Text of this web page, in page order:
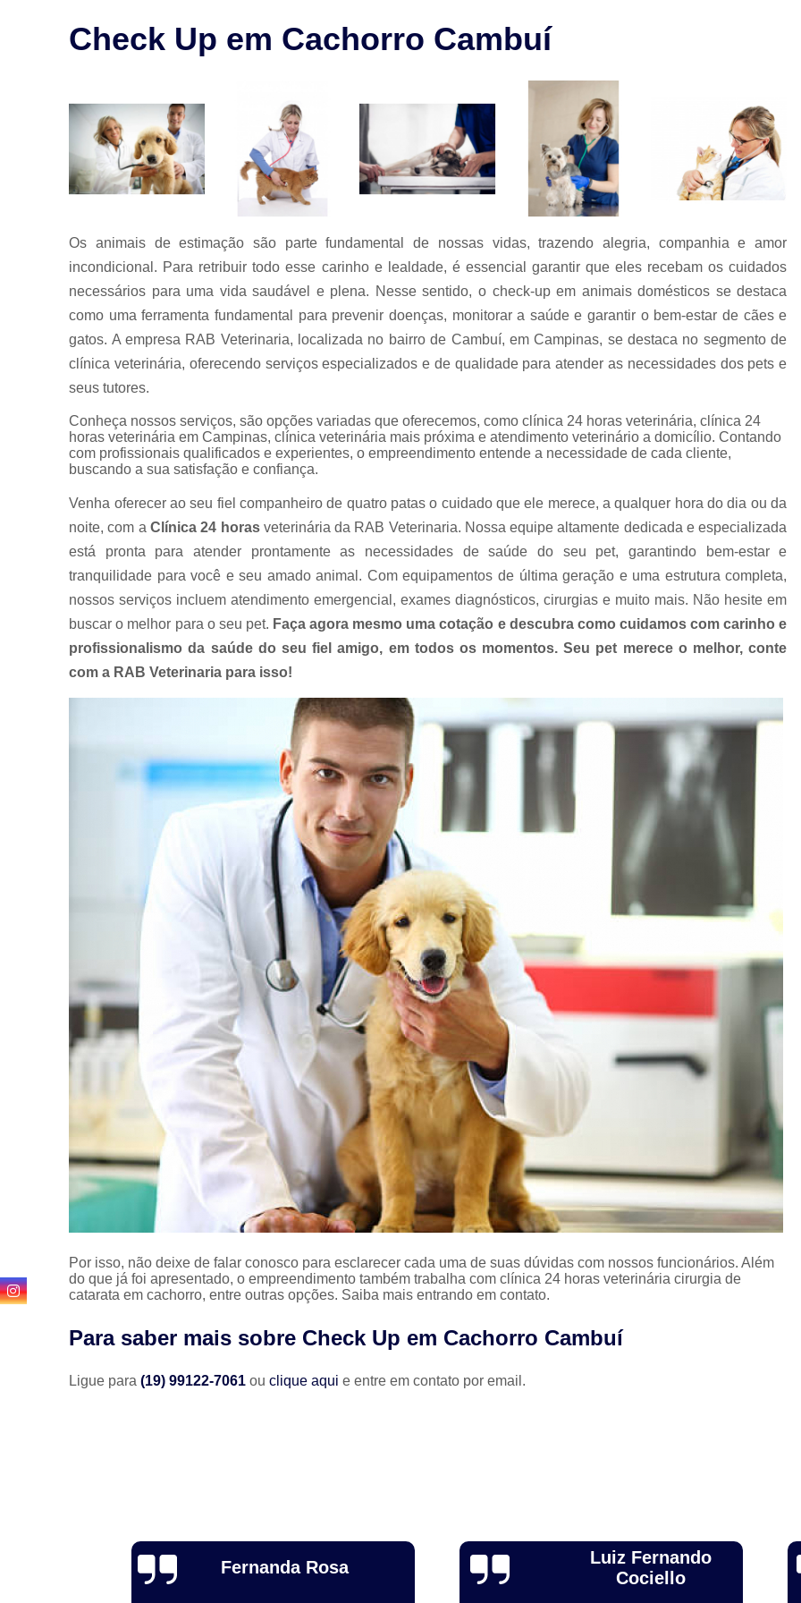
Exames para
animais
Limpeza de
tártaro
Odontologia
para animais
para animais
Odontologia
para pet
Ozonioterapia
animal
Cirurgia Ortopédica em Cachorro
Cirurgia Ortopédica Veterinária
Cirurgia para Cachorros de
Cirurgia de Castração de Cachorro
Cirurgia de Catarata para Cachorro
Cirurgia em Cachorro Idoso
Cirurgia
Cirurgia para Cachorro Campinas
Cirurgia
Clínica 24 Horas Veterinária
Clínica
Clínica Veterinária Mais Próxima
Clínica
Consulta para Cachorro
Consulta
Consulta Veterinária Dermatológica para
Consulta Veterinária para Animais de
Consulta Veterinária para Gatos
Exames Laboratoriais Animais
Exames Laboratoriais para Cachorro
Exames Laboratoriais para Cachorro São Paulo
Exames Laboratoriais para Cães e
Exames Laboratoriais para
Exame Cardiograma para
Exame de Sangue para Gato
Exame de
Exame de Ultrassom para Gato
Exame para
Exame para Cachorro
Exames
Laserterapia para Animais
Laserterapia para Animais Pequenos
Laserterapia para Gatos e Cachorros
Laserterapia Pet São Paulo
Limpeza de
Limpeza de Tártaro Canino
Limpeza de Tártaro em Cães
Limpeza de
Limpeza Dentária Canina
Limpeza Tártaro São Paulo
Odonto para Cães e Gatos
Odonto para
Odontologia
Odontologia Veterinária
Odontologia para Animais de
Check Up em Cachorro Cambuí
Os animais de estimação são parte fundamental de nossas vidas, trazendo alegria, companhia e amor
incondicional. Para retribuir todo esse carinho e lealdade, é essencial garantir que eles recebam os cuidados
necessários para uma vida saudável e plena. Nesse sentido, o check-up em animais domésticos se destaca
como uma ferramenta fundamental para prevenir doenças, monitorar a saúde e garantir o bem-estar de cães e
gatos. A empresa RAB Veterinaria, localizada no bairro de Cambuí, em Campinas, se destaca no segmento de
clínica veterinária, oferecendo serviços especializados e de qualidade para atender as necessidades dos pets e
seus tutores.
Conheça nossos serviços, são opções variadas que oferecemos, como clínica 24 horas veterinária, clínica 24
horas veterinária em Campinas, clínica veterinária mais próxima e atendimento veterinário a domicílio. Contando
com profissionais qualificados e experientes, o empreendimento entende a necessidade de cada cliente,
buscando a sua satisfação e confiança.
Venha oferecer ao seu fiel companheiro de quatro patas o cuidado que ele merece, a qualquer hora do dia ou da
noite, com a Clínica 24 horasveterinária da RAB Veterinaria. Nossa equipe altamente dedicada e especializada
está pronta para atender prontamente as necessidades de saúde do seu pet, garantindo bem-estar e
tranquilidade para você e seu amado animal. Com equipamentos de última geração e uma estrutura completa,
nossos serviços incluem atendimento emergencial, exames diagnósticos, cirurgias e muito mais. Não hesite em
buscar o melhor para o seu pet. Faça agora mesmo uma cotação e descubra como cuidamos com carinho e
profissionalismo da saúde do seu fiel amigo, em todos os momentos. Seu pet merece o melhor, conte
com a RAB Veterinaria para isso!
Por isso, não deixe de falar conosco para esclarecer cada uma de suas dúvidas com nossos funcionários. Além
do que já foi apresentado, o empreendimento também trabalha com clínica 24 horas veterinária cirurgia de
catarata em cachorro, entre outras opções. Saiba mais entrando em contato.
Para saber mais sobre Check Up em Cachorro Cambuí
Ligue para(19) 99122-7061ouclique aqui e entre em contato por email.
Luiz Fernando
Cociello
Alexandre Toebe
Gadelha